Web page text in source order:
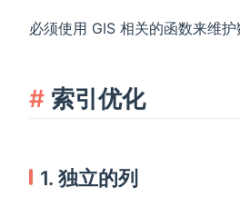
必须使用 GIS 相关的函数来维护
索引优化
1. 独立的列